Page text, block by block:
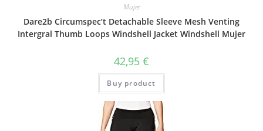
Mujer
Dare2b Circumspec’t Detachable Sleeve Mesh Venting
Intergral Thumb Loops Windshell Jacket Windshell Mujer
42,95 €
Buy product